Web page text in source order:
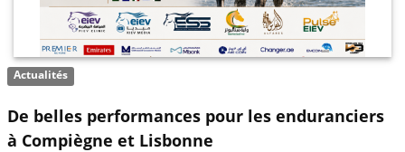
Actualités
De belles performances pour les enduranciers
à Compiègne et Lisbonne